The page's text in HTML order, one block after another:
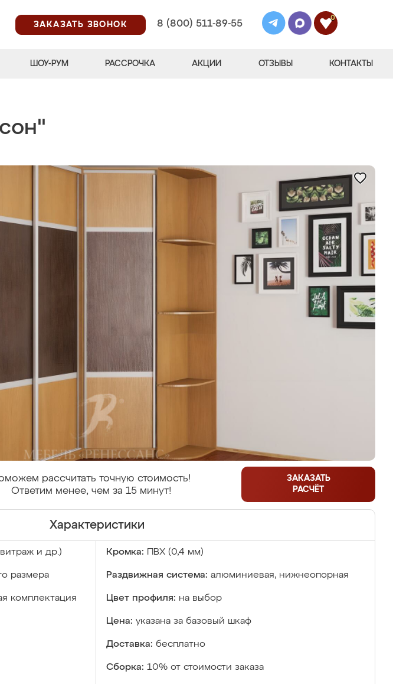
ЗАКАЗАТЬ ЗВОНОК
8 (800) 511-89-55
0
ШОУ-РУМ РАССРОЧКА АКЦИИ ОТЗЫВЫ КОНТАКТЫ
рассчитать точную стоимость!
Ответим менее, чем за 15 минут!
ЗАКАЗАТЬ
РАСЧЁТ
Характеристики
и др.) Кромка: ПВХ (0,4 мм)
размера Раздвижная система: алюминиевая, нижнеопорная
комплектация Цвет профиля: на выбор
Цена: указана за базовый шкаф
Доставка: бесплатно
Сборка: 10% от стоимости заказа